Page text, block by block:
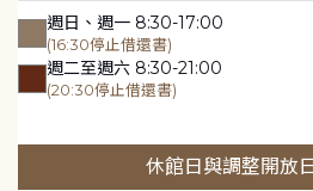
週日、週一 8:30-17:00
(16:30停止借還書)
週二至週六 8:30-21:00
(20:30停止借還書)
休館日與調整開放